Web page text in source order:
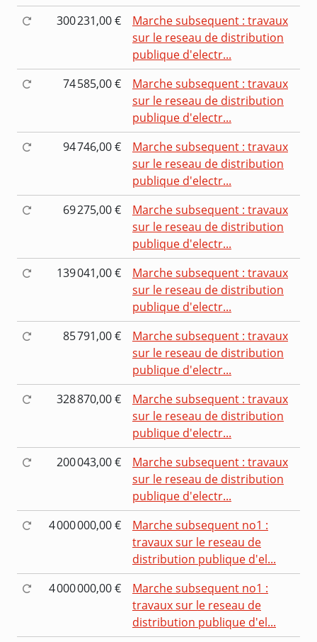
300 231,00 €
Marche subsequent : travaux
sur le reseau de distribution
publique d'electr...
74 585,00 €
Marche subsequent : travaux
sur le reseau de distribution
publique d'electr...
94 746,00 €
Marche subsequent : travaux
sur le reseau de distribution
publique d'electr...
69 275,00 €
Marche subsequent : travaux
sur le reseau de distribution
publique d'electr...
139 041,00 €
Marche subsequent : travaux
sur le reseau de distribution
publique d'electr...
85 791,00 €
Marche subsequent : travaux
sur le reseau de distribution
publique d'electr...
328 870,00 €
Marche subsequent : travaux
sur le reseau de distribution
publique d'electr...
200 043,00 €
Marche subsequent : travaux
sur le reseau de distribution
publique d'electr...
4 000 000,00 €
Marche subsequent no1 :
travaux sur le reseau de
distribution publique d'el...
4 000 000,00 €
Marche subsequent no1 :
travaux sur le reseau de
distribution publique d'el...